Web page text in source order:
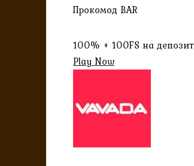
Прокомод BAR
100% + 100FS на депозит
Play Now